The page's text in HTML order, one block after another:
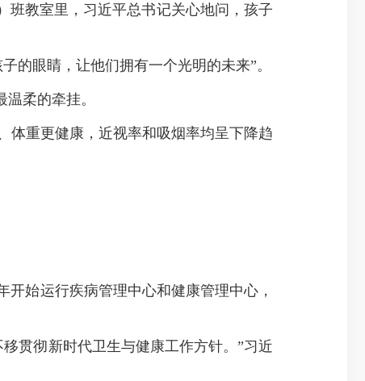
教室里，习近平总书记关心地问，孩子
眼睛，让他们拥有一个光明的未来”。
柔的牵挂。
重更健康，近视率和吸烟率均呈下降趋
始运行疾病管理中心和健康管理中心，
贯彻新时代卫生与健康工作方针。”习近